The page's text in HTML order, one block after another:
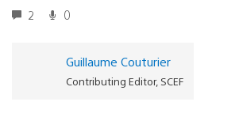
2 0
Guillaume Couturier
Contributing Editor, SCEF